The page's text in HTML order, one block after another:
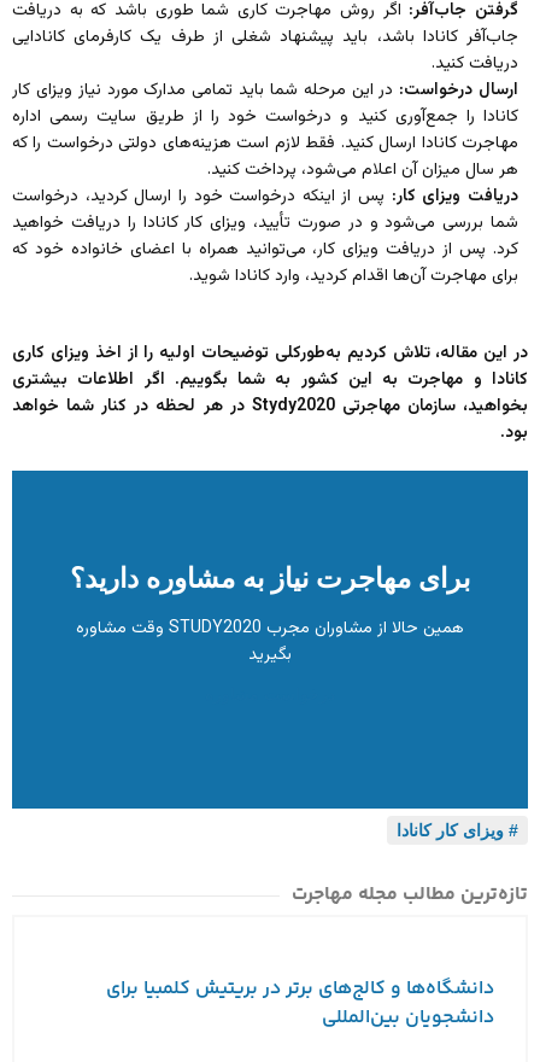
گرفتن جاب‌آفر: اگر روش مهاجرت کاری شما طوری باشد که به دریافت
جاب‌آفر کانادا باشد، باید پیشنهاد شغلی از طرف یک کارفرمای کانادایی
دریافت کنید.
ارسال درخواست: در این مرحله شما باید تمامی مدارک مورد نیاز ویزای کار
کانادا را جمع‌آوری کنید و درخواست خود را از طریق سایت رسمی اداره
مهاجرت کانادا ارسال کنید. فقط لازم است هزینه‌های دولتی درخواست را که
هر سال میزان آن اعلام می‌شود، پرداخت کنید.
دریافت ویزای کار: پس از اینکه درخواست خود را ارسال کردید، درخواست
شما بررسی می‌شود و در صورت تأیید، ویزای کار کانادا را دریافت خواهید
کرد. پس از دریافت ویزای کار، می‌توانید همراه با اعضای خانواده خود که
برای مهاجرت آن‌ها اقدام کردید، وارد کانادا شوید.
در این مقاله، تلاش کردیم به‌طورکلی توضیحات اولیه را از اخذ ویزای کاری
کانادا و مهاجرت به این کشور به شما بگوییم. اگر اطلاعات بیشتری
بخواهید، سازمان مهاجرتی Stydy2020 در هر لحظه در کنار شما خواهد
بود.
برای مهاجرت نیاز به مشاوره دارید؟
همین حالا از مشاوران مجرب STUDY2020 وقت مشاوره
بگیرید
ویزای کار کانادا
تازه‌ترین مطالب مجله مهاجرت
دانشگاه‌ها و کالج‌های برتر در بریتیش کلمبیا برای
دانشجویان بین‌المللی